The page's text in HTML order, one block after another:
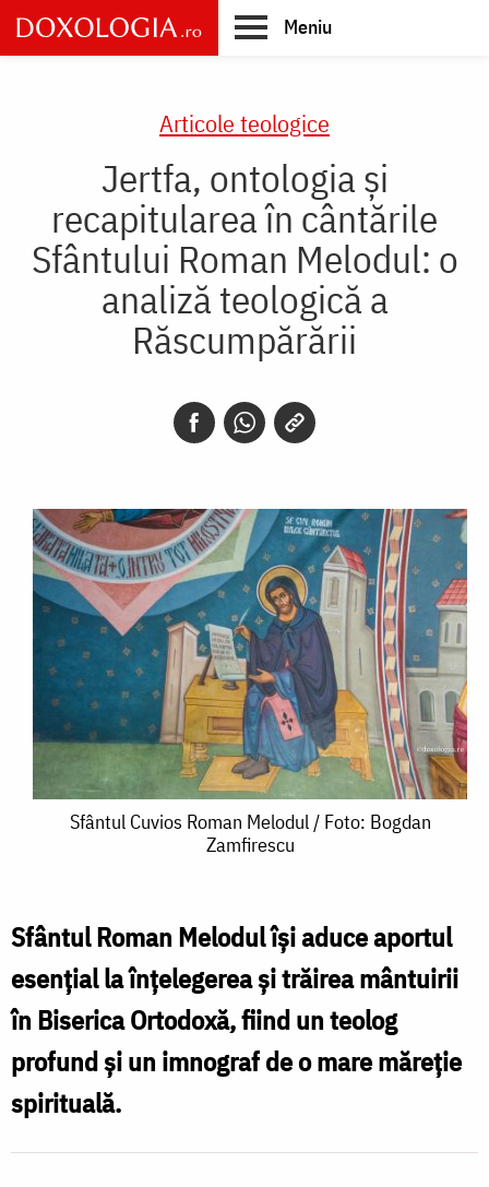
Skip
to
main
Meniu
Articole teologice
Jertfa, ontologia și
recapitularea în cântările
Sfântului Roman Melodul: o
analiză teologică a
Răscumpărării
Sfântul
Melodul
/
Foto:
Bogdan
Zamfirescu
Sfântul Cuvios Roman Melodul / Foto: Bogdan
Zamfirescu
Sfântul Roman Melodul își aduce aportul
esențial la înțelegerea și trăirea mântuirii
în Biserica Ortodoxă, fiind un teolog
profund și un imnograf de o mare măreție
spirituală.